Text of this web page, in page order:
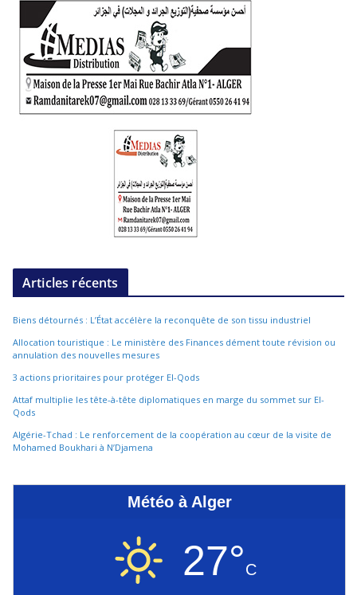
Articles récents
Biens détournés : L’État accélère la reconquête de son tissu industriel
Allocation touristique : Le ministère des Finances dément toute révision ou
annulation des nouvelles mesures
3 actions prioritaires pour protéger El-Qods
Attaf multiplie les tête-à-tête diplomatiques en marge du sommet sur El-
Qods
Algérie-Tchad : Le renforcement de la coopération au cœur de la visite de
Mohamed Boukhari à N’Djamena
Météo à Alger
27°C